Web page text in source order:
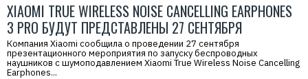
XIAOMI TRUE WIRELESS NOISE CANCELLING EARPHONES
3 PRO БУДУТ ПРЕДСТАВЛЕНЫ 27 СЕНТЯБРЯ
Компания Xiaomi сообщила о проведении 27 сентября
презентационного мероприятия по запуску беспроводных
наушников с шумоподавлением Xiaomi True Wireless Noise Cancelling
Earphones...